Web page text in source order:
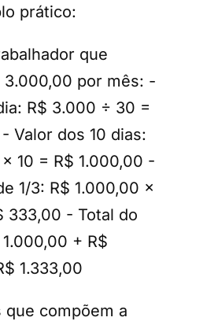
prático:
que
3.000,00 por mês: -
R$ 3.000 ÷ 30 =
Valor dos 10 dias:
10 = R$ 1.000,00 -
1/3: R$ 1.000,00 ×
333,00 - Total do
+ R$
1.333,00
que compõem a